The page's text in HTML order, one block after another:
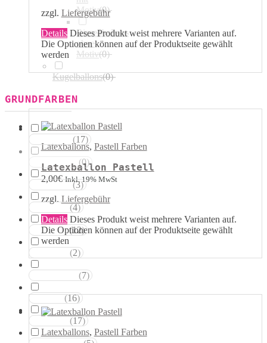
zzgl. Liefergebühr
Details Dieses Produkt weist mehrere Varianten auf.
Die Optionen können auf der Produktseite gewählt
werden
Latexballons, Pastell Farben
Latexballon Pastell
2,00€ Inkl. 19% MwSt
zzgl. Liefergebühr
Details Dieses Produkt weist mehrere Varianten auf.
Die Optionen können auf der Produktseite gewählt
werden
Latexballons, Pastell Farben
Motiv(0)
Riesenballons
ohne
Motiv(0)
Kugelballons(0)
GRUNDFARBEN
(17)
Transparent (0)
Silbertöne (3)
(4)
Gelbtöne (12)
(2)
(7)
(16)
(17)